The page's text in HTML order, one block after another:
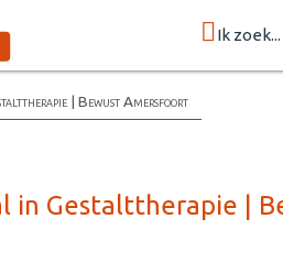
Ik zoek...
| Bewust Amersfoort
in Gestalttherapie |